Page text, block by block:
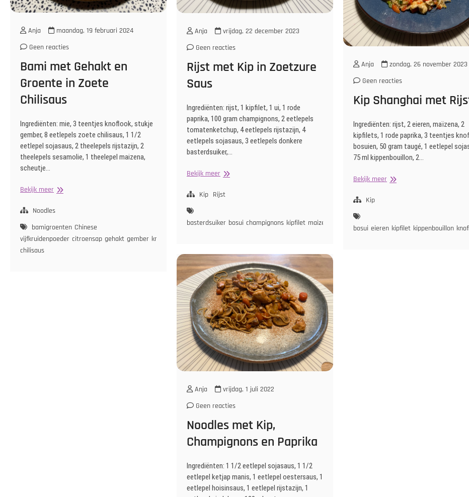
Anja
maandag, 19 februari 2024
Geen reacties
Bami met Gehakt en
Groente in Zoete
Chilisaus
Ingrediënten: mie, 3 teentjes knoflook, stukje
gember, 8 eetlepels zoete chilisaus, 1 1/2
eetlepel sojasaus, 2 theelepels rijstazijn, 2
theelepels sesamolie, 1 theelepel maizena,
scheutje…
Bekijk meerBami
Gehakt
Groente
in
Noodles
bamigroenten Chinese
vijfkruidenpoeder citroensap gehakt gember knoflook
chilisaus
Anja
vrijdag, 22 december 2023
Geen reacties
Rijst met Kip in Zoetzure
Saus
Ingrediënten: rijst, 1 kipfilet, 1 ui, 1 rode
paprika, 100 gram champignons, 2 eetlepels
tomatenketchup, 4 eetlepels rijstazijn, 4
eetlepels sojasaus, 3 eetlepels donkere
basterdsuiker,…
Bekijk meerRijst
Kip
Saus
Kip Rijst
basterdsuiker bosui champignons kipfilet maizena
Anja
zondag, 26 november 2023
Geen reacties
Kip Shanghai met
Ingrediënten: rijst, 2 eieren, maïzena, 2
kipfilets, 1 rode paprika, 3 teentjes
bosuien, 50 gram taugé, 1 eetlepel
75 ml kippenbouillon, 2…
Bekijk meerKip
Kip
bosui eieren kipfilet kippenbouillon
Anja
vrijdag, 1 juli 2022
Geen reacties
Noodles met Kip,
Champignons en Paprika
Ingrediënten: 1 1/2 eetlepel sojasaus, 1 1/2
eetlepel ketjap manis, 1 eetlepel oestersaus, 1
eetlepel hoisinsaus, 1 eetlepel rijstazijn, 1